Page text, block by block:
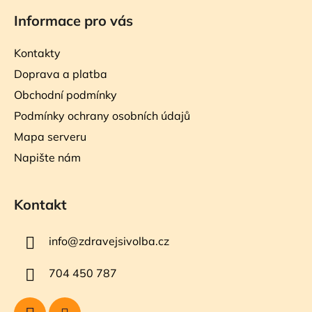
Informace pro vás
Kontakty
Doprava a platba
Obchodní podmínky
Podmínky ochrany osobních údajů
Mapa serveru
Napište nám
Kontakt
info@zdravejsivolba.cz
704 450 787